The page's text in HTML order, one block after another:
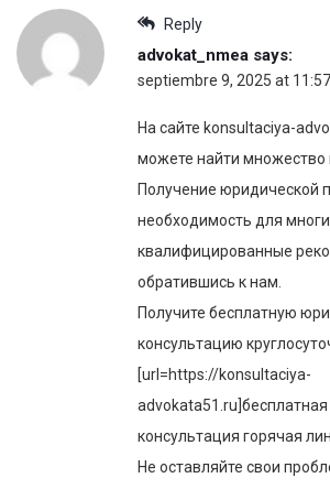
Reply
advokat_nmea says:
septiembre 9, 2025 at
На сайте konsultaciya-
можете найти множество
Получение юридической
необходимость для
квалифицированные
обратившись к нам.
Получите бесплатную
консультацию
[url=https://konsultaciya-
консультация горячая
Не оставляйте свои